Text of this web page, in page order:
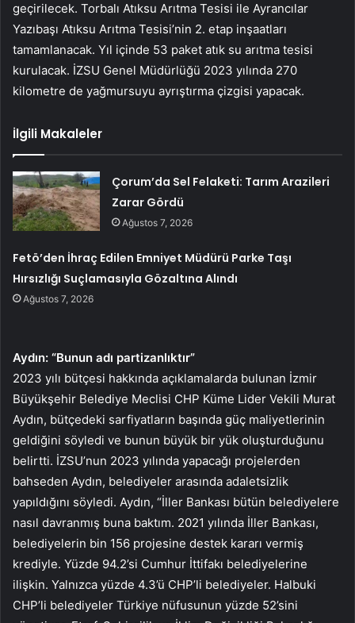
geçirilecek. Torbalı Atıksu Arıtma Tesisi ile Ayrancılar
Yazıbaşı Atıksu Arıtma Tesisi’nin 2. etap inşaatları
tamamlanacak. Yıl içinde 53 paket atık su arıtma tesisi
kurulacak. İZSU Genel Müdürlüğü 2023 yılında 270
kilometre de yağmursuyu ayrıştırma çizgisi yapacak.
İlgili Makaleler
Çorum’da Sel Felaketi: Tarım Arazileri
Zarar Gördü
Ağustos 7, 2026
Fetö’den İhraç Edilen Emniyet Müdürü Parke Taşı
Hırsızlığı Suçlamasıyla Gözaltına Alındı
Ağustos 7, 2026
Aydın: “Bunun adı partizanlıktır”
2023 yılı bütçesi hakkında açıklamalarda bulunan İzmir
Büyükşehir Belediye Meclisi CHP Küme Lider Vekili Murat
Aydın, bütçedeki sarfiyatların başında güç maliyetlerinin
geldiğini söyledi ve bunun büyük bir yük oluşturduğunu
belirtti. İZSU’nun 2023 yılında yapacağı projelerden
bahseden Aydın, belediyeler arasında adaletsizlik
yapıldığını söyledi. Aydın, “İller Bankası bütün belediyelere
nasıl davranmış buna baktım. 2021 yılında İller Bankası,
belediyelerin bin 156 projesine destek kararı vermiş
krediyle. Yüzde 94.2’si Cumhur İttifakı belediyelerine
ilişkin. Yalnızca yüzde 4.3’ü CHP’li belediyeler. Halbuki
CHP’li belediyeler Türkiye nüfusunun yüzde 52’sini